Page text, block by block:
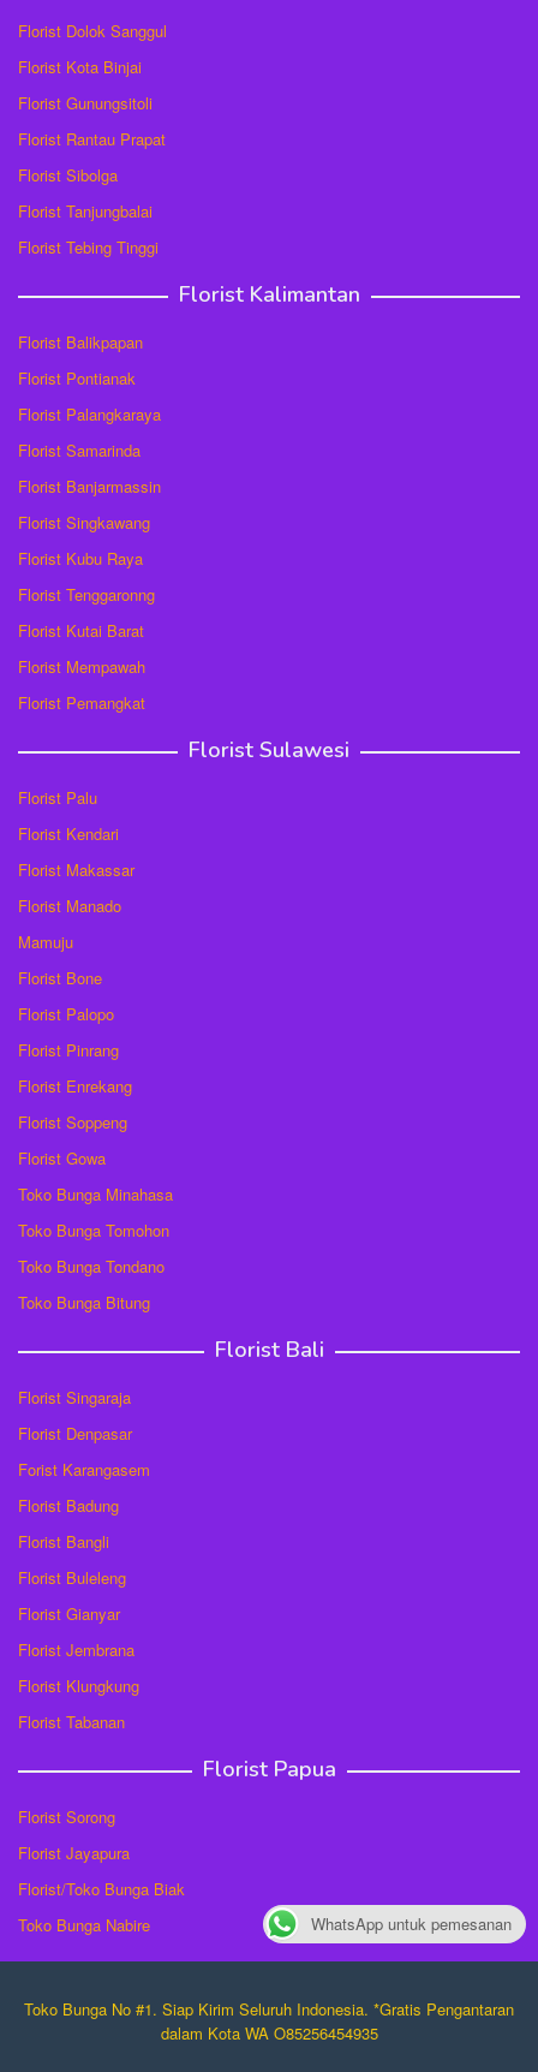
Florist Dolok Sanggul
Florist Kota Binjai
Florist Gunungsitoli
Florist Rantau Prapat
Florist Sibolga
Florist Tanjungbalai
Florist Tebing Tinggi
Florist Kalimantan
Florist Balikpapan
Florist Pontianak
Florist Palangkaraya
Florist Samarinda
Florist Banjarmassin
Florist Singkawang
Florist Kubu Raya
Florist Tenggaronng
Florist Kutai Barat
Florist Mempawah
Florist Pemangkat
Florist Sulawesi
Florist Palu
Florist Kendari
Florist Makassar
Florist Manado
Mamuju
Florist Bone
Florist Palopo
Florist Pinrang
Florist Enrekang
Florist Soppeng
Florist Gowa
Toko Bunga Minahasa
Toko Bunga Tomohon
Toko Bunga Tondano
Toko Bunga Bitung
Florist Bali
Florist Singaraja
Florist Denpasar
Forist Karangasem
Florist Badung
Florist Bangli
Florist Buleleng
Florist Gianyar
Florist Jembrana
Florist Klungkung
Florist Tabanan
Florist Papua
Florist Sorong
Florist Jayapura
Florist/Toko Bunga Biak
Toko Bunga Nabire
Toko Bunga No #1. Siap Kirim Seluruh Indonesia. *Gratis Pengantaran
dalam Kota WA O85256454935
WhatsApp untuk pemesanan